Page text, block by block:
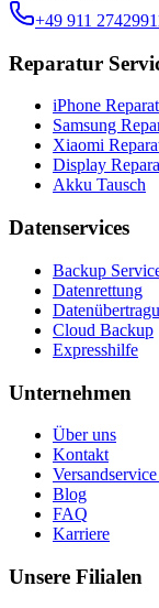
+49 911
Reparatur
iPhone
Samsung
Xiaomi
Display
Akku Tausch
Datenservices
Backup
Datenrettung
Cloud Backup
Expresshilfe
Unternehmen
Über uns
Kontakt
Blog
FAQ
Karriere
Unsere Filialen